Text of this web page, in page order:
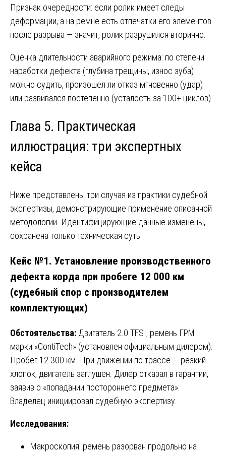
Признак очередности: если ролик имеет следы
деформации, а на ремне есть отпечатки его элементов
после разрыва — значит, ролик разрушился вторично.
Оценка длительности аварийного режима: по степени
наработки дефекта (глубина трещины, износ зуба)
можно судить, произошел ли отказ мгновенно (удар)
или развивался постепенно (усталость за 100+ циклов).
Глава 5. Практическая
иллюстрация: три экспертных
кейса
Ниже представлены три случая из практики судебной
экспертизы, демонстрирующие применение описанной
методологии. Идентифицирующие данные изменены,
сохранена только техническая суть.
Кейс №1. Установление производственного
дефекта корда при пробеге 12 000 км
(судебный спор с производителем
комплектующих)
Обстоятельства: Двигатель 2.0 TFSI, ремень ГРМ
марки «ContiTech» (установлен официальным дилером).
Пробег 12 300 км. При движении по трассе — резкий
хлопок, двигатель заглушен. Дилер отказал в гарантии,
заявив о «попадании постороннего предмета».
Владелец инициировал судебную экспертизу.
Исследования:
Макроскопия: ремень разорван продольно на